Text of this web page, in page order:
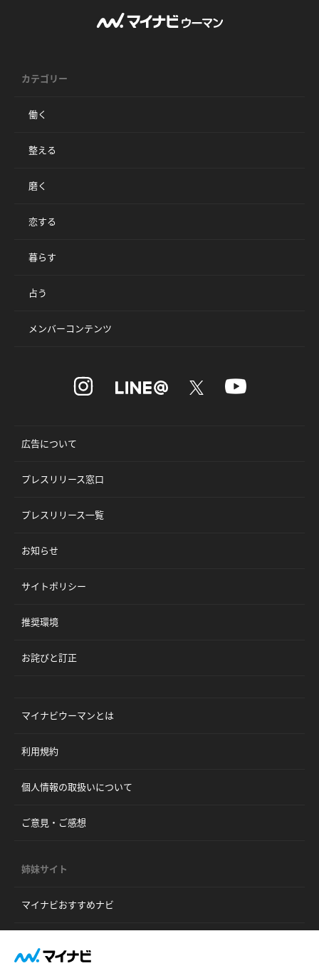
カテゴリー
働く
整える
磨く
恋する
暮らす
占う
メンバーコンテンツ
広告について
プレスリリース窓口
プレスリリース一覧
お知らせ
サイトポリシー
推奨環境
お詫びと訂正
マイナビウーマンとは
利用規約
個人情報の取扱いについて
ご意見・ご感想
姉妹サイト
マイナビおすすめナビ